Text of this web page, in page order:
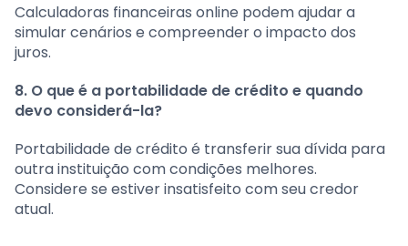
Calculadoras financeiras online podem ajudar a
simular cenários e compreender o impacto dos
juros.
8. O que é a portabilidade de crédito e quando
devo considerá-la?
Portabilidade de crédito é transferir sua dívida para
outra instituição com condições melhores.
Considere se estiver insatisfeito com seu credor
atual.